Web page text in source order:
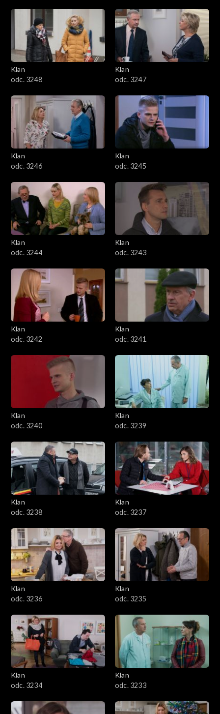
Klan
odc. 3248
Klan
odc. 3247
Klan
odc. 3246
Klan
odc. 3245
Klan
odc. 3244
Klan
odc. 3243
Klan
odc. 3242
Klan
odc. 3241
Klan
odc. 3240
Klan
odc. 3239
Klan
odc. 3238
Klan
odc. 3237
Klan
odc. 3236
Klan
odc. 3235
Klan
odc. 3234
Klan
odc. 3233